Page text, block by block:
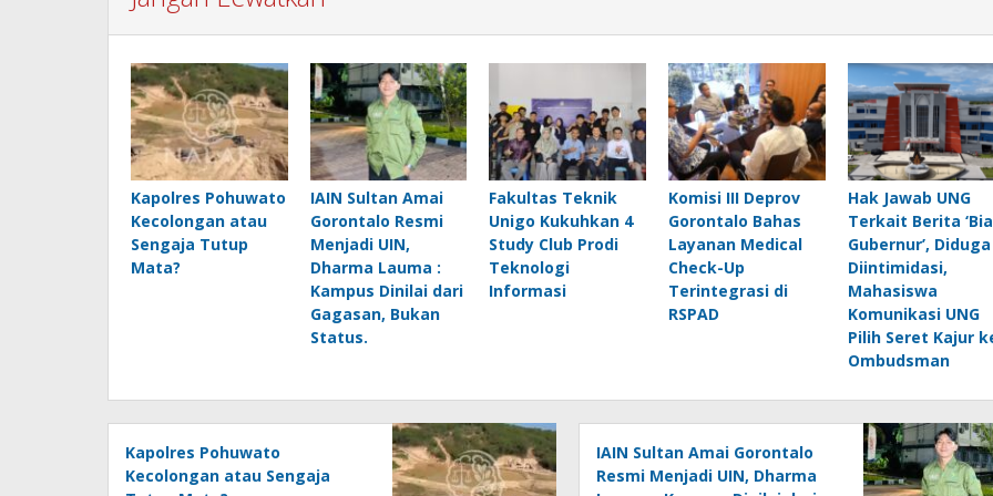
Kapolres Pohuwato
Kecolongan atau
Sengaja Tutup
Mata?
IAIN Sultan Amai
Gorontalo Resmi
Menjadi UIN,
Dharma Lauma :
Kampus Dinilai dari
Gagasan, Bukan
Status.
Fakultas Teknik
Unigo Kukuhkan 4
Study Club Prodi
Teknologi
Informasi
Komisi III Deprov
Gorontalo Bahas
Layanan Medical
Check-Up
Terintegrasi di
RSPAD
Hak Jawab UNG
Terkait Berita
Gubernur’, Diduga
Diintimidasi,
Mahasiswa
Komunikasi UNG
Pilih Seret Kajur
Ombudsman
Kapolres Pohuwato
Kecolongan atau Sengaja
IAIN Sultan Amai Gorontalo
Resmi Menjadi UIN, Dharma